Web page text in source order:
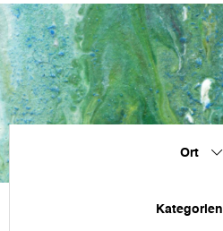
Ort
Kategorien